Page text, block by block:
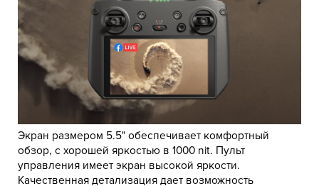
Экран размером 5.5" обеспечивает комфортный
обзор, с хорошей яркостью в 1000 nit. Пульт
управления имеет экран высокой яркости.
Качественная детализация дает возможность